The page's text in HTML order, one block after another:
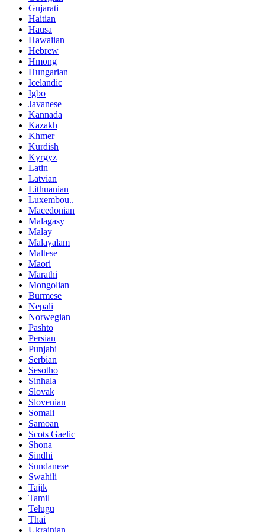
Gujarati
Haitian
Hausa
Hawaiian
Hebrew
Hmong
Hungarian
Icelandic
Igbo
Javanese
Kannada
Kazakh
Khmer
Kurdish
Kyrgyz
Latin
Latvian
Lithuanian
Luxembou..
Macedonian
Malagasy
Malay
Malayalam
Maltese
Maori
Marathi
Mongolian
Burmese
Nepali
Norwegian
Pashto
Persian
Punjabi
Serbian
Sesotho
Sinhala
Slovak
Slovenian
Somali
Samoan
Scots Gaelic
Shona
Sindhi
Sundanese
Swahili
Tajik
Tamil
Telugu
Thai
Ukrainian